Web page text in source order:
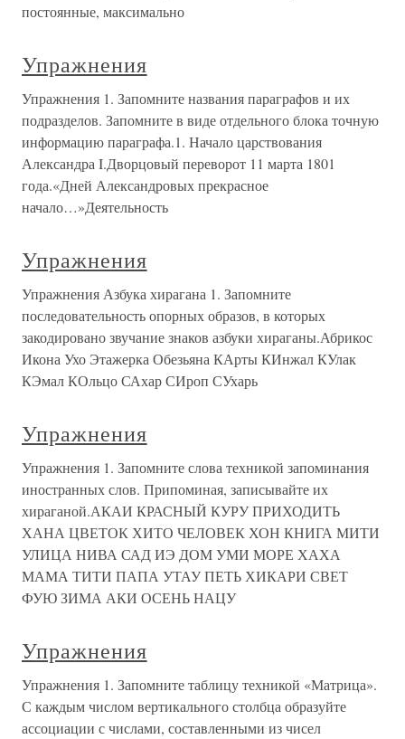
постоянные, максимально
Упражнения
Упражнения 1. Запомните названия параграфов и их
подразделов. Запомните в виде отдельного блока точную
информацию параграфа.1. Начало царствования
Александра I.Дворцовый переворот 11 марта 1801
года.«Дней Александровых прекрасное
начало…»Деятельность
Упражнения
Упражнения Азбука хирагана 1. Запомните
последовательность опорных образов, в которых
закодировано звучание знаков азбуки хираганы.Абрикос
Икона Ухо Этажерка Обезьяна КАрты КИнжал КУлак
КЭмал КОльцо САхар СИроп СУхарь
Упражнения
Упражнения 1. Запомните слова техникой запоминания
иностранных слов. Припоминая, записывайте их
хираганой.АКАИ КРАСНЫЙ КУРУ ПРИХОДИТЬ
ХАНА ЦВЕТОК ХИТО ЧЕЛОВЕК ХОН КНИГА МИТИ
УЛИЦА НИВА САД ИЭ ДОМ УМИ МОРЕ ХАХА
МАМА ТИТИ ПАПА УТАУ ПЕТЬ ХИКАРИ СВЕТ
ФУЮ ЗИМА АКИ ОСЕНЬ НАЦУ
Упражнения
Упражнения 1. Запомните таблицу техникой «Матрица».
С каждым числом вертикального столбца образуйте
ассоциации с числами, составленными из чисел